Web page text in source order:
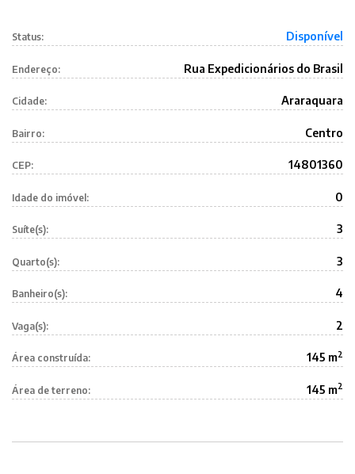
Status: Disponível
Endereço: Rua Expedicionários do Brasil
Cidade: Araraquara
Bairro: Centro
CEP: 14801360
Idade do imóvel: 0
Suíte(s): 3
Quarto(s): 3
Banheiro(s): 4
Vaga(s): 2
Área construída: 145 m2
Área de terreno: 145 m2